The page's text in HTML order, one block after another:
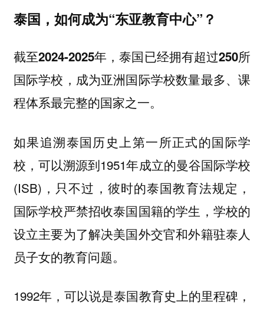
泰国，如何成为“东亚教育中心”？
截至2024-2025年，泰国已经拥有超过250所
国际学校，成为亚洲国际学校数量最多、课
程体系最完整的国家之一。
如果追溯泰国历史上第一所正式的国际学
校，可以溯源到1951年成立的曼谷国际学校
(ISB)，只不过，彼时的泰国教育法规定，
国际学校严禁招收泰国国籍的学生，学校的
设立主要为了解决美国外交官和外籍驻泰人
员子女的教育问题。
1992年，可以说是泰国教育史上的里程碑，